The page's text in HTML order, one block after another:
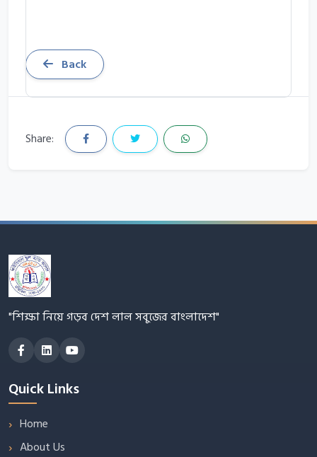
Back
Share:
"শিক্ষা নিয়ে গড়ব দেশ লাল সবুজের বাংলাদেশ"
Quick Links
Home
About Us